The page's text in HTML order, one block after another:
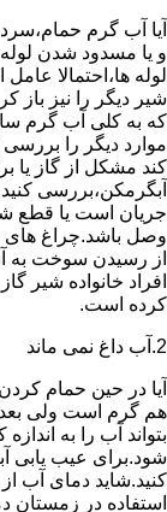
آیا آب گرم
و یا مسدود شدن لوله
لوله ها،احتمالا
شیر دیگر را نیز
که به کلی آب گرم
موارد دیگر را
کند مشکل از گاز یا
آبگرمکن،بررسی
جریان است یا قطع
وصل باشد.چراغ های
از رسیدن سوخت به
افراد خانواده شیر
کرده است.
2.آب داغ نمی ماند
آیا در حین حمام
هم گرم است ولی بعد
بتواند آب را به
شود.برای عیب یابی
کنید.شاید دمای آب
استفاده در زمستان